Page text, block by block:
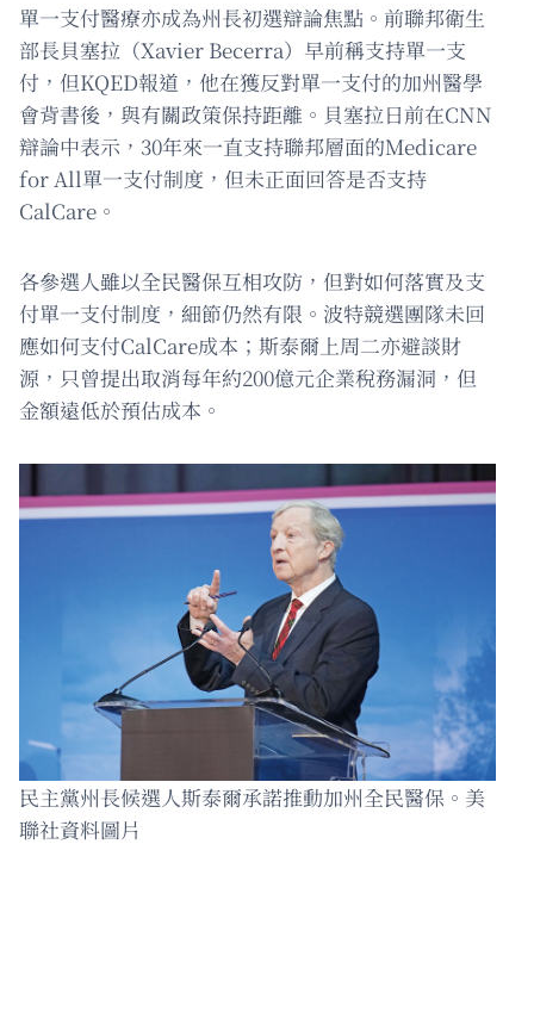
單一支付醫療亦成為州長初選辯論焦點。前聯邦衛生
部長貝塞拉（Xavier Becerra）早前稱支持單一支
付，但KQED報道，他在獲反對單一支付的加州醫學
會背書後，與有關政策保持距離。貝塞拉日前在CNN
辯論中表示，30年來一直支持聯邦層面的Medicare
for All單一支付制度，但未正面回答是否支持
CalCare。
各參選人雖以全民醫保互相攻防，但對如何落實及支
付單一支付制度，細節仍然有限。波特競選團隊未回
應如何支付CalCare成本；斯泰爾上周二亦避談財
源，只曾提出取消每年約200億元企業稅務漏洞，但
金額遠低於預估成本。
民主黨州長候選人斯泰爾承諾推動加州全民醫保。美
聯社資料圖片